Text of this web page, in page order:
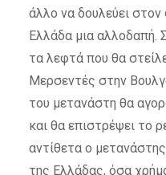
άλλο να δουλεύει στον
Ελλάδα μια αλλοδαπή.
τα λεφτά που θα
Μερσεντές στην
του μετανάστη θα
και θα επιστρέψει το
αντίθετα ο
της Ελλάδας, όσα